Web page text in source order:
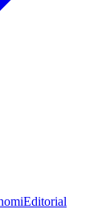
Editorial